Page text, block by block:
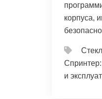
корпуса,
и